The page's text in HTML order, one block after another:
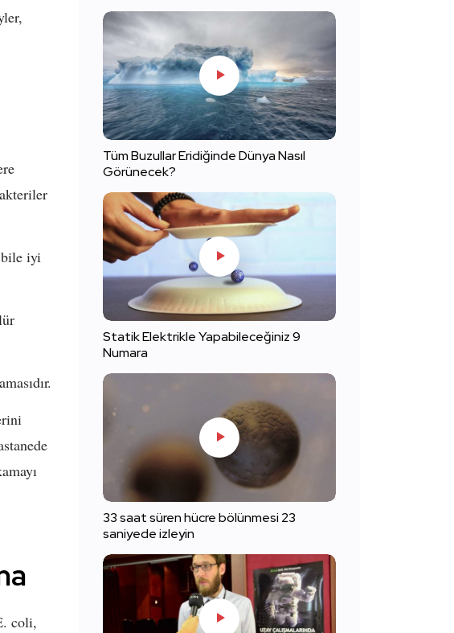
bile iyi
coli,
Tüm Buzullar Eridiğinde Dünya Nasıl
Görünecek?
Statik Elektrikle Yapabileceğiniz 9
Numara
33 saat süren hücre bölünmesi 23
saniyede izleyin